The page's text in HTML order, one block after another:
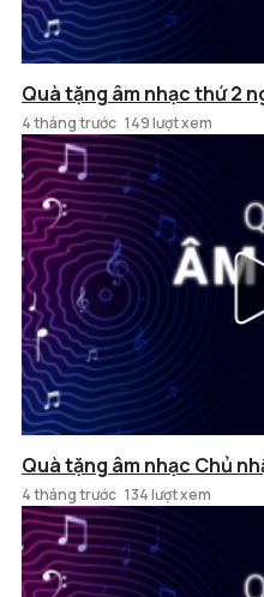
Quà tặng âm nhạc thứ 2
4 tháng trước 149 lượt xem
Quà tặng âm nhạc Chủ
4 tháng trước 134 lượt xem